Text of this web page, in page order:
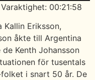
Varaktighet: 00:21:58
Eriksson,
åkte till Argentina
Kenth Johansson
för tusentals
i snart 50 år. De